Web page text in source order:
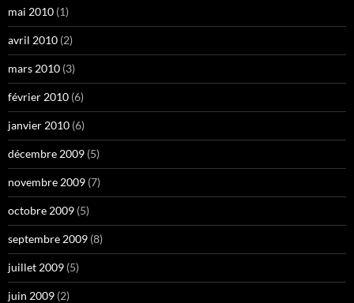
mai 2010 (1)
avril 2010 (2)
mars 2010 (3)
février 2010 (6)
janvier 2010 (6)
décembre 2009 (5)
novembre 2009 (7)
octobre 2009 (5)
septembre 2009 (8)
juillet 2009 (5)
juin 2009 (2)